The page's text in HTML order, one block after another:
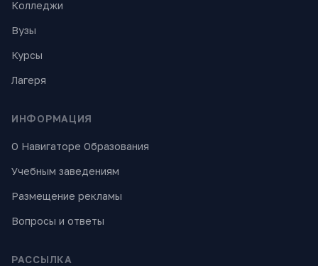
Колледжи
Вузы
Курсы
Лагеря
ИНФОРМАЦИЯ
О Навигаторе Образования
Учебным заведениям
Размещение рекламы
Вопросы и ответы
РАССЫЛКА